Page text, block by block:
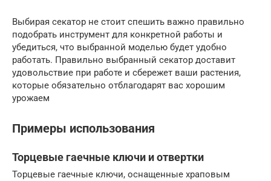
Выбирая секатор не стоит спешить важно правильно
подобрать инструмент для конкретной работы и
убедиться, что выбранной моделью будет удобно
работать. Правильно выбранный секатор доставит
удовольствие при работе и сбережет ваши растения,
которые обязательно отблагодарят вас хорошим
урожаем
Примеры использования
Торцевые гаечные ключи и отвертки
Торцевые гаечные ключи, оснащенные храповым